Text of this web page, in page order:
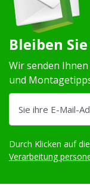
Bleiben
Wir senden
und
Durch Klicken auf
Verarbeitung